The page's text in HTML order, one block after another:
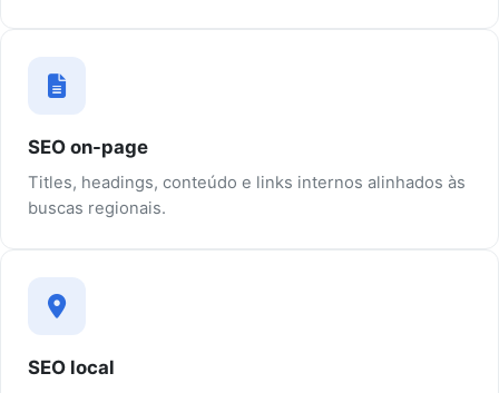
SEO on-page
Titles, headings, conteúdo e links internos alinhados às
buscas regionais.
SEO local